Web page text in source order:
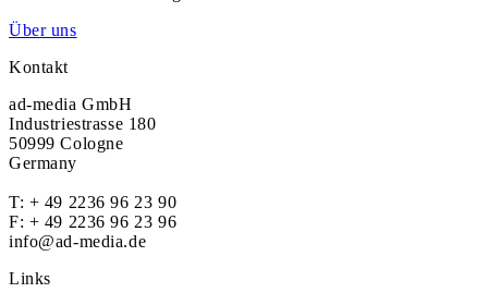
Über uns
Kontakt
ad-media GmbH
Industriestrasse 180
50999 Cologne
Germany
T: + 49 2236 96 23 90
F: + 49 2236 96 23 96
info@ad-media.de
Links